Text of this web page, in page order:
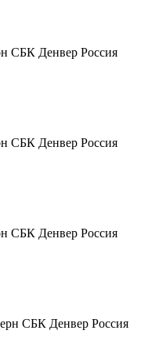
СБК Денвер Россия
СБК Денвер Россия
СБК Денвер Россия
СБК Денвер Россия